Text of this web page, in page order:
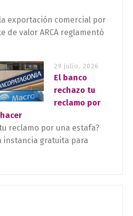
exportación comercial por
de valor ARCA reglamentó
29 julio, 2026
El banco
rechazo tu
reclamo por
reclamo por una estafa?
instancia gratuita para